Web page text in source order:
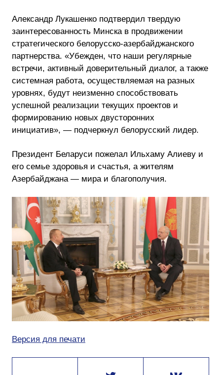
Александр Лукашенко подтвердил твердую
заинтересованность Минска в продвижении
стратегического белорусско-азербайджанского
партнерства. «Убежден, что наши регулярные
встречи, активный доверительный диалог, а также
системная работа, осуществляемая на разных
уровнях, будут неизменно способствовать
успешной реализации текущих проектов и
формированию новых двусторонних
инициатив», — подчеркнул белорусский лидер.
Президент Беларуси пожелал Ильхаму Алиеву и
его семье здоровья и счастья, а жителям
Азербайджана — мира и благополучия.
Версия для печати